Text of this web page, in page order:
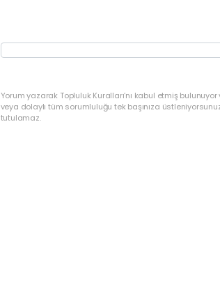
Yorum yazarak Topluluk Kuralları’nı kabul etmiş
veya dolaylı tüm sorumluluğu tek başınıza
tutulamaz.